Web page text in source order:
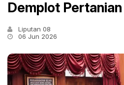
Demplot
Liputan 08
06 Jun 2026